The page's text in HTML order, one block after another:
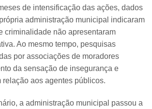
de intensificação das ações, dados
administração municipal indicaram
criminalidade não apresentaram
Ao mesmo tempo, pesquisas
por associações de moradores
da sensação de insegurança e
relação aos agentes públicos.
a administração municipal passou a